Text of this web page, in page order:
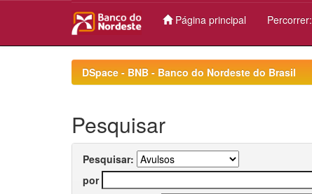
Página principal Percorrer:
DSpace - BNB - Banco do Nordeste do Brasil
Pesquisar
Pesquisar:
por